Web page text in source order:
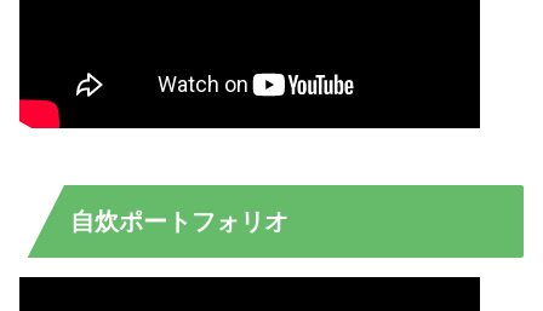
自炊ポートフォリオ